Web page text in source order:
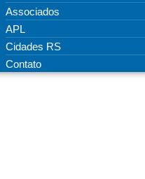
Associados
APL
Cidades RS
Contato